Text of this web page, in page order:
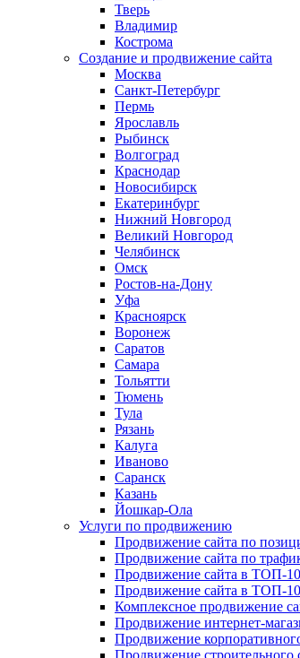
Тверь
Владимир
Кострома
Создание и продвижение сайта
Москва
Санкт-Петербург
Пермь
Ярославль
Рыбинск
Волгоград
Краснодар
Новосибирск
Екатеринбург
Нижний Новгород
Великий Новгород
Челябинск
Омск
Ростов-на-Дону
Уфа
Красноярск
Воронеж
Саратов
Самара
Тольятти
Тюмень
Тула
Рязань
Калуга
Иваново
Саранск
Казань
Йошкар-Ола
Услуги по продвижению
Продвижение сайта по
Продвижение сайта по
Продвижение сайта в ТОП-
Продвижение сайта в ТОП-
Комплексное продвижение
Продвижение интернет-
Продвижение
Продвижение строительного